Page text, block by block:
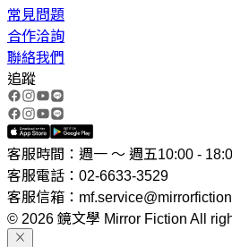
常見問題
合作洽詢
聯絡我們
追蹤
客服時間：週一 ～ 週五10:00 -
客服電話：02-6633-3529
客服信箱：
© 2026 鏡文學 Mirror Fiction All